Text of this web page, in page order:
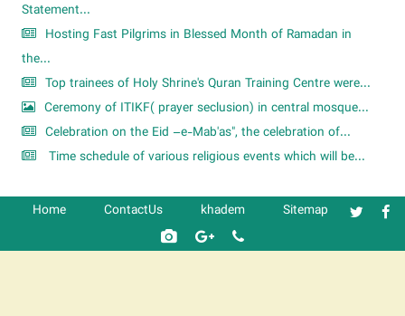
Statement...
Hosting Fast Pilgrims in Blessed Month of Ramadan in
the...
Top trainees of Holy Shrine's Quran Training Centre were...
Ceremony of ITIKF( prayer seclusion) in central mosque...
Celebration on the Eid –e-Mab'as", the celebration of...
Time schedule of various religious events which will be...
Home ContactUs khadem Sitemap